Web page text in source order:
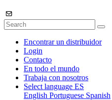
Encontrar un distribuidor
Login
Contacto
En todo el mundo
Trabaja con nosotros
Select language ES
English Portuguese Spanish